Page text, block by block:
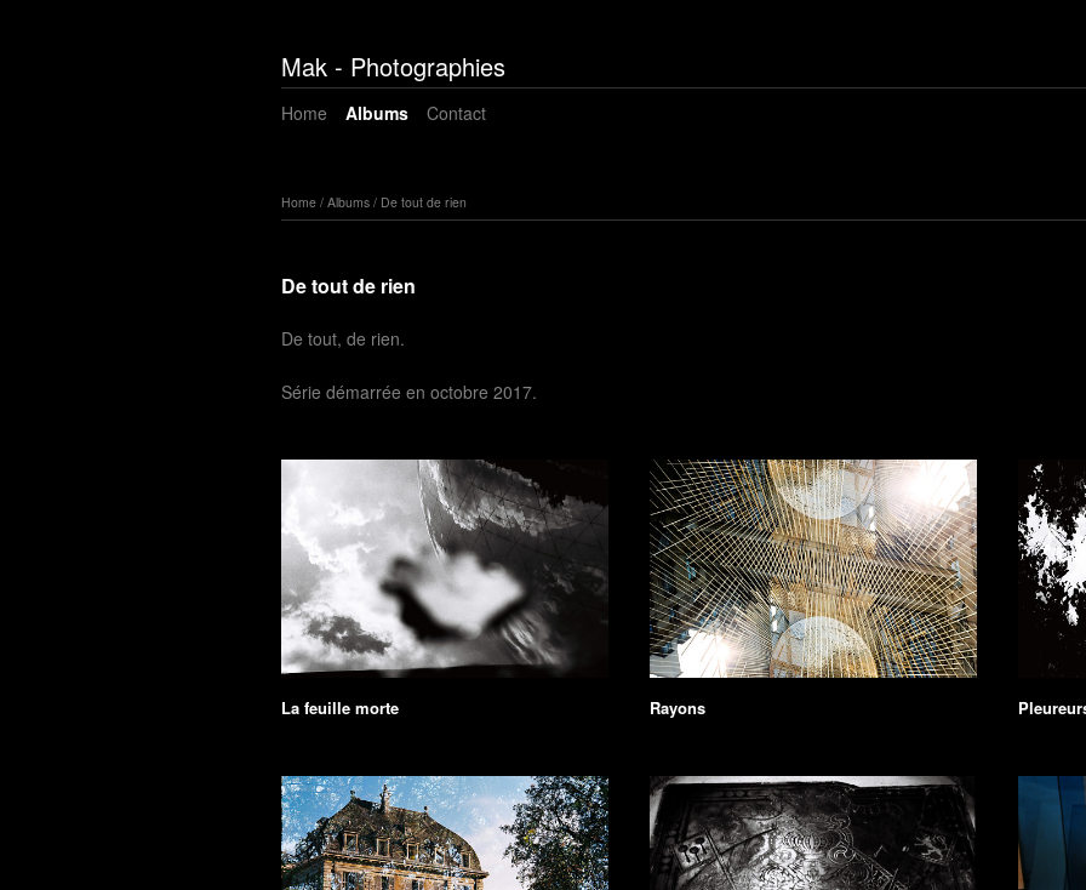
Mak - Photographies
Home Albums Contact
Home / Albums / De tout de rien
De tout de rien
De tout, de rien.
Série démarrée en octobre 2017.
La feuille morte Rayons